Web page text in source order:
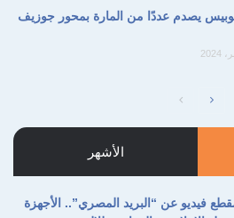
يصدم عددًا من المارة بمحور جوزيف
الصفحة
السابقة
الصفحة
التالية
الأشهر
فيديو عن “البريد المصري”.. الأجهزة